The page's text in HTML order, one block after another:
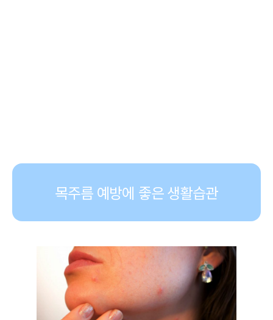
목주름 예방에 좋은 생활습관